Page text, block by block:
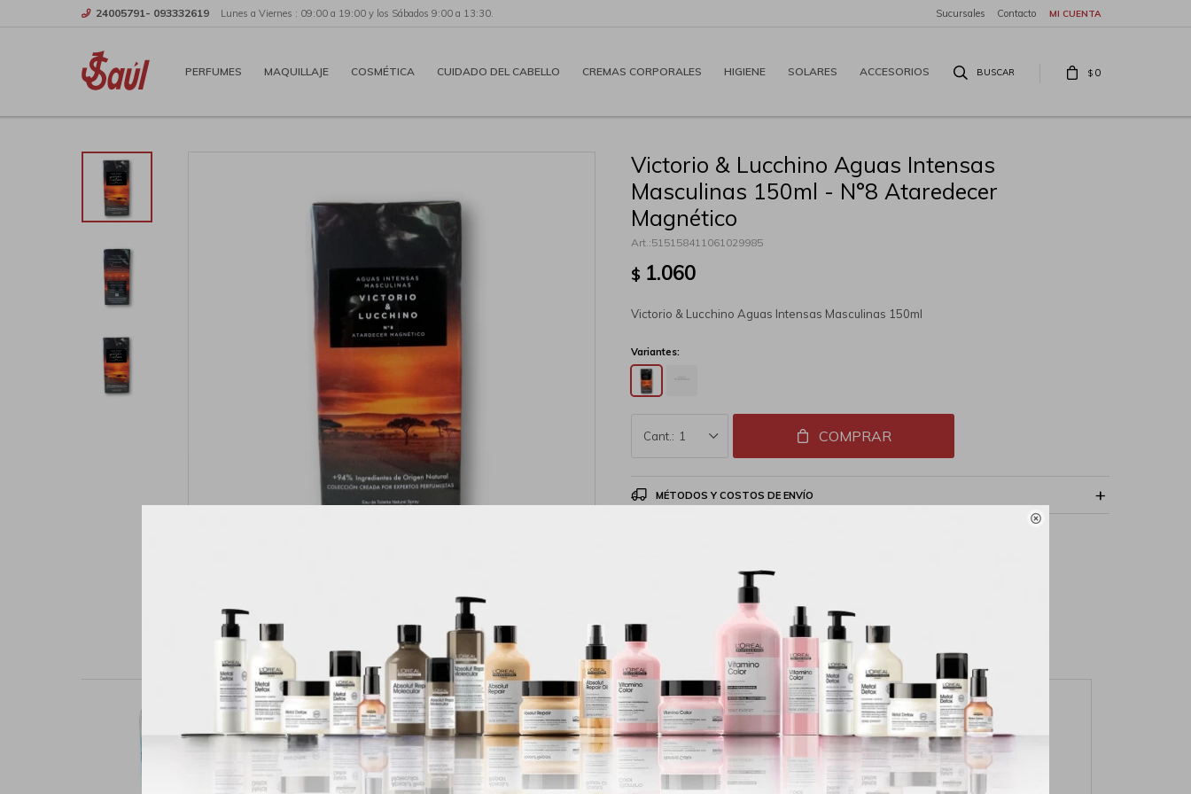

PERFUMES MAQUILLAJE COSMÉTICA CUIDADO DEL CABELLO CREMAS CORPORALES HIGIENE SOLARES ACCESORIOS $ 0
24005791- 093332619 Lunes a Viernes : 09:00 a 19:00 y los Sábados 9:00 a 13:30. Sucursales Contacto
Victorio & Lucchino Aguas Intensas
Masculinas 150ml - N°8 Ataredecer
Magnético
515158411061029985
$ 1.060
Victorio & Lucchino Aguas Intensas Masculinas 150ml
Variantes:
1 COMPRAR
MÉTODOS Y COSTOS DE ENVÍO
Productos que te pueden interesar